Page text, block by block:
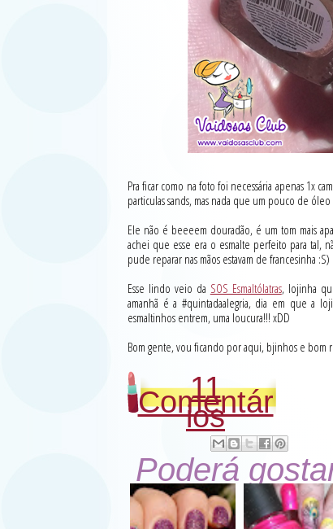
Pra ficar como na foto foi necessária apenas 1x
particulas sands, mas nada que um pouco de
Ele não é beeeem douradão, é um tom mais
achei que esse era o esmalte perfeito para tal,
pude reparar nas mãos estavam de francesinha :S)
Esse lindo veio da SOS Esmaltólatras, lojinha
amanhã é a #quintadaalegria, dia em que a
esmaltinhos entrem, uma loucura!!! xDD
Bom gente, vou ficando por aqui, bjinhos e bom
11
Comentár
ios
Poderá